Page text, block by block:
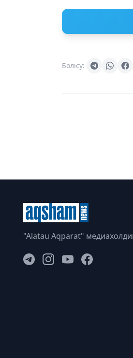
Бөлісу:
"Alatau Aqparat"